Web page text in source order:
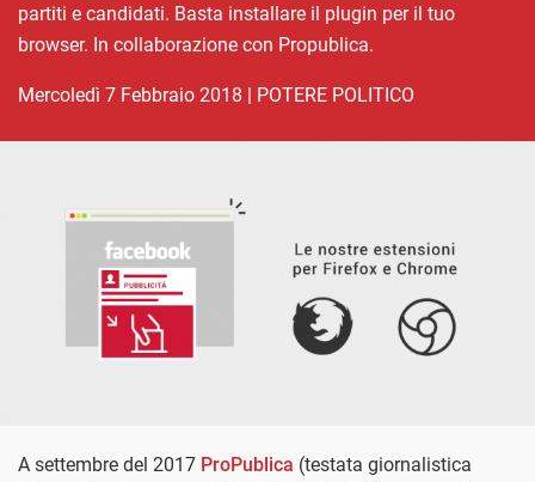
partiti e candidati. Basta installare il plugin per il tuo
browser. In collaborazione con Propublica.
mercoledì 7 Febbraio 2018 | POTERE POLITICO
A settembre del 2017 ProPublica (testata giornalistica